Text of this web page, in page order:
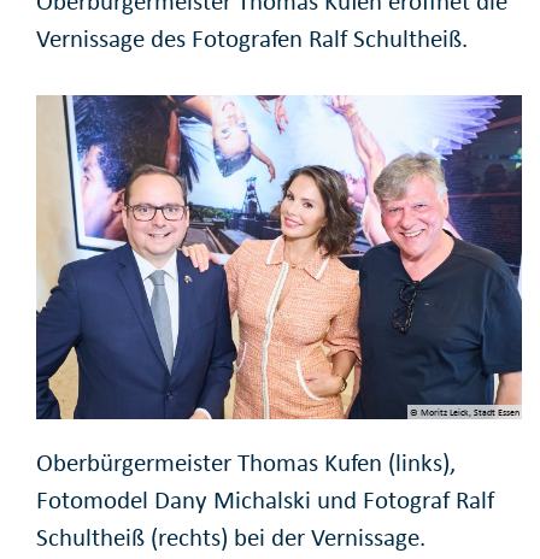
Vernissage des Fotografen Ralf Schultheiß.
© Moritz Leick, Stadt Essen
Oberbürgermeister Thomas Kufen (links),
Fotomodel Dany Michalski und Fotograf Ralf
Schultheiß (rechts) bei der Vernissage.